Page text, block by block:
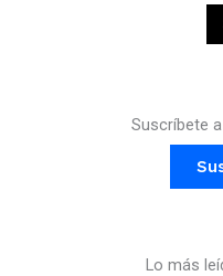
Suscríbete
Lo más